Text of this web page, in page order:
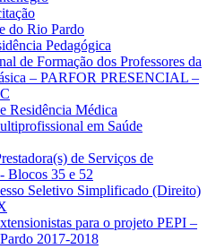
do Rio Pardo
Pedagógica
de Formação dos Professores da
– PARFOR PRESENCIAL –
Residência Médica
em Saúde
de Serviços de
Blocos 35 e 52
Seletivo Simplificado (Direito)
para o projeto PEPI –
2017-2018